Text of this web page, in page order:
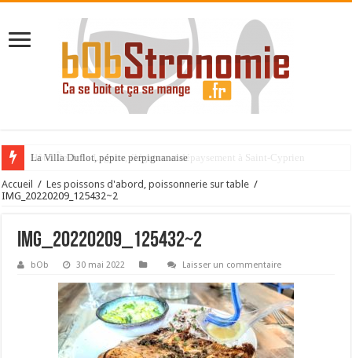
La Villa Duflot, pépite perpignanaise
Accueil / Les poissons d'abord, poissonnerie sur table /
IMG_20220209_125432~2
IMG_20220209_125432~2
bOb 30 mai 2022 Laisser un commentaire